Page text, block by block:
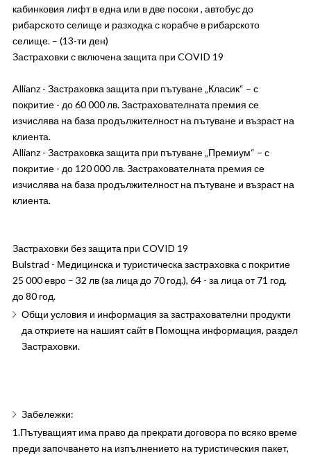
кабинковия лифт в една или в две посоки , автобус до
рибарското селище и разходка с корабче в рибарското
селище. – (13-ти ден)
Застраховки с включена защита при COVID 19
Allianz - Застраховка защита при пътуване „Класик“ – с
покритие - до 60 000 лв. Застрахователната премия се
изчислява на база продължителност на пътуване и възраст на
клиента.
Allianz - Застраховка защита при пътуване „Премиум“ – с
покритие - до 120 000 лв. Застрахователната премия се
изчислява на база продължителност на пътуване и възраст на
клиента.
Застраховки без защита при COVID 19
Bulstrad - Медицинска и туристическа застраховка с покритие
25 000 евро – 32 лв (за лица до 70 год.), 64 - за лица от 71 год.
до 80 год.
Общи условия и информация за застрахователни продукти
да откриете на нашият сайт в Помощна информация, раздел
Застраховки.
Забележки:
1.Пътуващият има право да прекрати договора по всяко време
преди започването на изпълнението на туристическия пакет,